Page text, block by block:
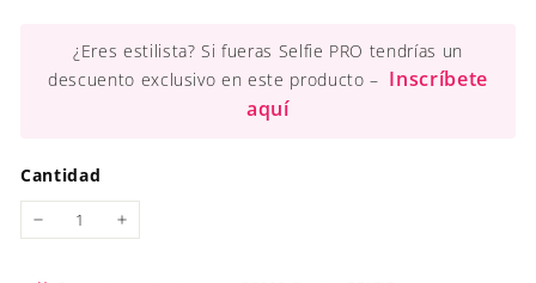
¿Eres estilista? Si fueras Selfie PRO tendrías un
descuento exclusivo en este producto – Inscríbete
aquí
Cantidad
+